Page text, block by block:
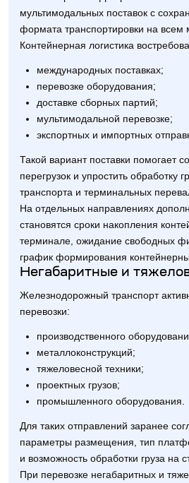
мультимодальных поставок с
формата транспортировки на всем
Контейнерная логистика
международных поставках;
перевозке оборудования;
доставке сборных партий;
мультимодальной перевозке;
экспортных и импортных
Такой вариант поставки помогает
перегрузок и упростить обработку
транспорта и терминальных
На отдельных направлениях
становятся сроки накопления
терминале, ожидание свободных
график формирования
Негабаритные и
Железнодорожный транспорт
перевозки:
производственного
металлоконструкций;
тяжеловесной техники;
проектных грузов;
промышленного оборудования.
Для таких отправлений заранее
параметры размещения, тип
и возможность обработки груза на
При перевозке негабаритных и